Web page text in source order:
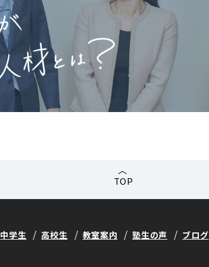
TOP
中学生 高校生 教室案内 塾生の声 ブログ